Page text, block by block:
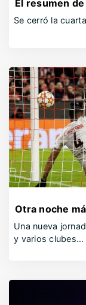
El resumen
Se cerró la
Otra noche
Una nueva
y varios clubes…